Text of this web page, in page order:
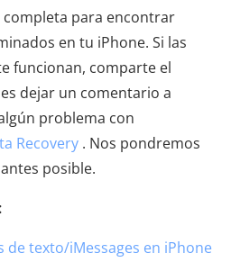
completa para encontrar
en tu iPhone. Si las
funcionan, comparte el
dejar un comentario a
problema con
Recovery . Nos pondremos
posible.
de texto/iMessages en iPhone